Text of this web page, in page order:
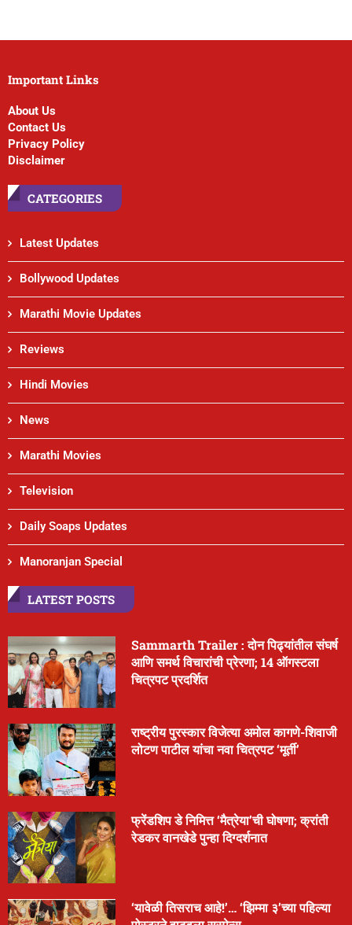
Important Links
About Us
Contact Us
Privacy Policy
Disclaimer
CATEGORIES
Latest Updates
Bollywood Updates
Marathi Movie Updates
Reviews
Hindi Movies
News
Marathi Movies
Television
Daily Soaps Updates
Manoranjan Special
LATEST POSTS
Sammarth Trailer : दोन पिढ्यांतील संघर्ष
आणि समर्थ विचारांची प्रेरणा; 14 ऑगस्टला
चित्रपट प्रदर्शित
राष्ट्रीय पुरस्कार विजेत्या अमोल कागणे-शिवाजी
लोटण पाटील यांचा नवा चित्रपट ‘मूर्ती’
फ्रेंडशिप डे निमित्त ‘मैत्रेया’ची घोषणा; क्रांती
रेडकर वानखेडे पुन्हा दिग्दर्शनात
‘यावेळी तिसराच आहे!’… ‘झिम्मा ३’च्या पहिल्या